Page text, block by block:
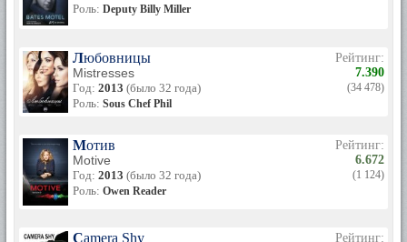
Роль: Deputy Billy Miller
Любовницы
Mistresses
Год: 2013 (было 32 года)
Роль: Sous Chef Phil
Рейтинг:
7.390
(34 478)
Мотив
Motive
Год: 2013 (было 32 года)
Роль: Owen Reader
Рейтинг:
6.672
(1 124)
Camera Shy
Рейтинг: